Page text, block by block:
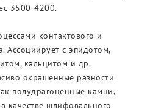
3500-4200.
контактового и
Ассоциирует с эпидотом,
кальцитом и др.
окрашенные разности
полудрагоценные камни,
качестве шлифовального